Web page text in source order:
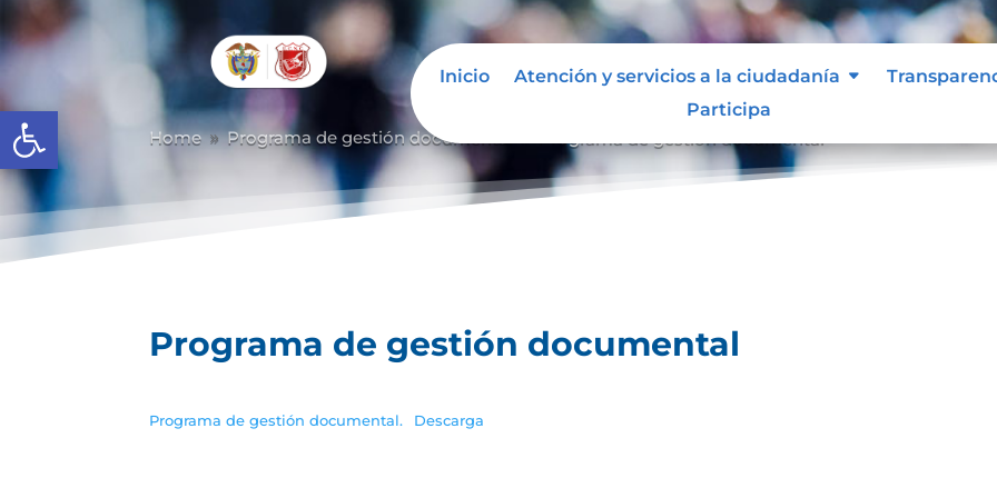
Abrir barra de herramientas
Inicio Atención y servicios a la ciudadanía
Participa
Home 9 Programa de gestión documental
Programa de gestión documental
Programa de gestión documental. Descarga